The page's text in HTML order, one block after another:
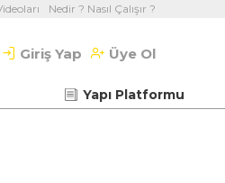
Nedir ? Nasıl Çalışır ?
Giriş Yap Üye Ol
Yapı Platformu